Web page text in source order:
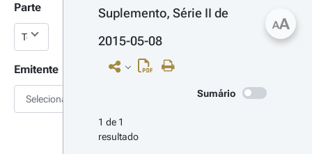
Parte
Emitente
Selecionar
Suplemento, Série II de
2015-05-08
Sumário
1 de 1
resultado
AA